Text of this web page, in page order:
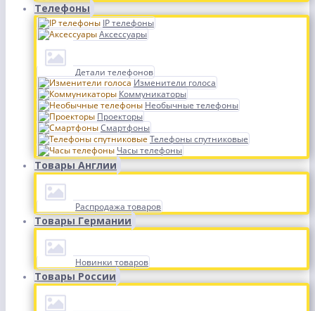
Телефоны
IP телефоны
Аксессуары
Детали телефонов
Изменители голоса
Коммуникаторы
Необычные телефоны
Проекторы
Смартфоны
Телефоны спутниковые
Часы телефоны
Товары Англии
Распродажа товаров
Товары Германии
Новинки товаров
Товары России